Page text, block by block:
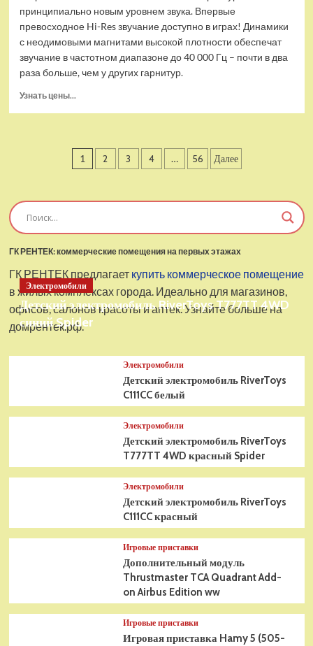
принципиально новым уровнем звука. Впервые
превосходное Hi-Res звучание доступно в играх! Динамики
с неодимовыми магнитами высокой плотности обеспечат
звучание в частотном диапазоне до 40 000 Гц – почти в два
раза больше, чем у других гарнитур.
Узнать цены...
наушники
Arctis
Пагинация
1 2 3 4 … 56 Далее
ГК РЕНТЕК: коммерческие помещения на первых этажах
ГК РЕНТЕК предлагает купить коммерческое помещение
в жилых комплексах города. Идеально для магазинов,
офисов, салонов красоты и аптек. Узнайте больше на
домрентек.рф.
Электромобили
Детский электромобиль RiverToys T777TT 4WD
синий Spider
Электромобили
Детский электромобиль RiverToys
C111CC белый
Электромобили
Детский электромобиль RiverToys
T777TT 4WD красный Spider
Электромобили
Детский электромобиль RiverToys
C111CC красный
Игровые приставки
Дополнительный модуль
Thrustmaster TCA Quadrant Add-
on Airbus Edition ww
Игровые приставки
Игровая приставка Hamy 5 (505-